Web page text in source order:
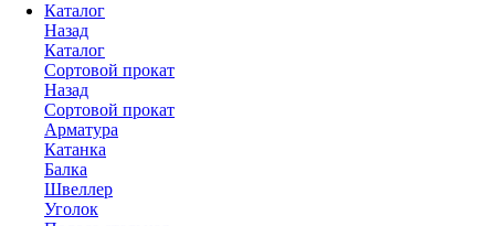
Каталог
Назад
Каталог
Сортовой прокат
Назад
Сортовой прокат
Арматура
Катанка
Балка
Швеллер
Уголок